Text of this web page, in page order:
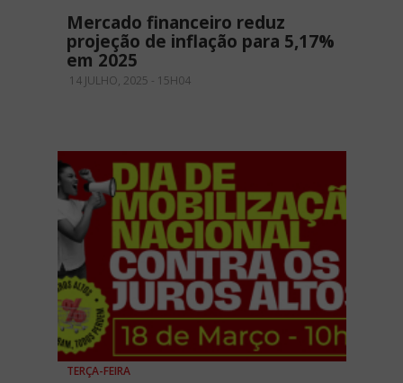
Mercado financeiro reduz
projeção de inflação para 5,17%
em 2025
14 JULHO, 2025 - 15H04
TERÇA-FEIRA